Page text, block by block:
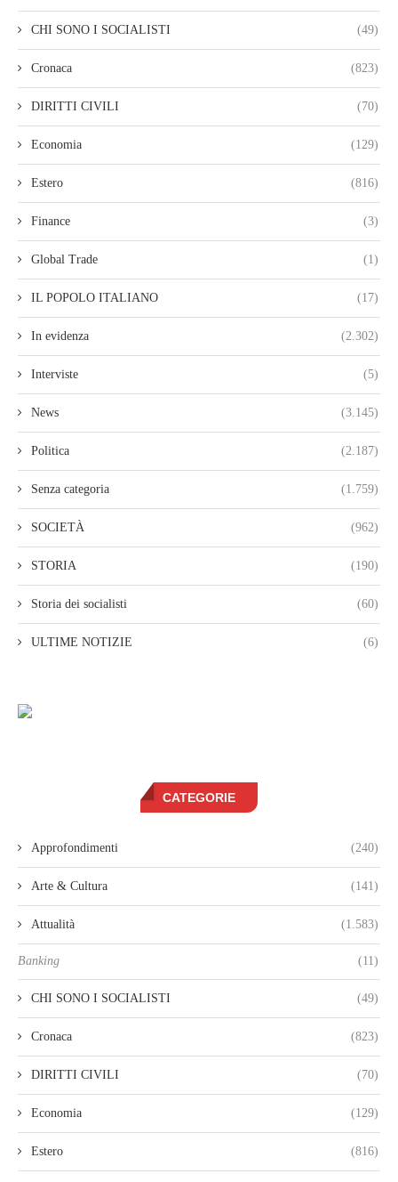
CHI SONO I SOCIALISTI (49)
Cronaca (823)
DIRITTI CIVILI (70)
Economia (129)
Estero (816)
Finance (3)
Global Trade (1)
IL POPOLO ITALIANO (17)
In evidenza (2.302)
Interviste (5)
News (3.145)
Politica (2.187)
Senza categoria (1.759)
SOCIETÀ (962)
STORIA (190)
Storia dei socialisti (60)
ULTIME NOTIZIE (6)
CATEGORIE
Approfondimenti (240)
Arte & Cultura (141)
Attualità (1.583)
Banking (11)
CHI SONO I SOCIALISTI (49)
Cronaca (823)
DIRITTI CIVILI (70)
Economia (129)
Estero (816)